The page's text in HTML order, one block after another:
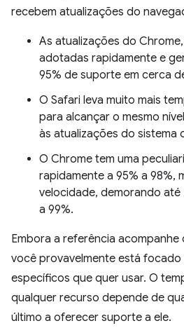
recebem atualizações do
As atualizações do
adotadas rapidamente e
95% de suporte em cerca
O Safari leva muito mais
para alcançar o mesmo
às atualizações do sistema
O Chrome tem uma
rapidamente a 95% a 98%,
velocidade, demorando até
a 99%.
Embora a referência
você provavelmente está focado
específicos que quer usar. O
qualquer recurso depende de
último a oferecer suporte a ele.